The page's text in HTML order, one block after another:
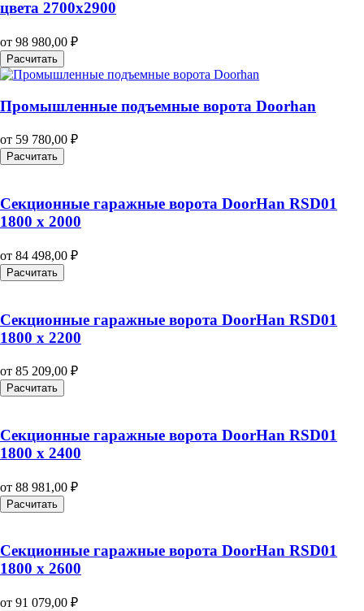
цвета 2700х2900
от 98 980,00 ₽
Расчитать
Промышленные подъемные ворота Doorhan
от 59 780,00 ₽
Расчитать
Секционные гаражные ворота DoorHan RSD01
1800 х 2000
от 84 498,00 ₽
Расчитать
Секционные гаражные ворота DoorHan RSD01
1800 х 2200
от 85 209,00 ₽
Расчитать
Секционные гаражные ворота DoorHan RSD01
1800 х 2400
от 88 981,00 ₽
Расчитать
Секционные гаражные ворота DoorHan RSD01
1800 х 2600
от 91 079,00 ₽